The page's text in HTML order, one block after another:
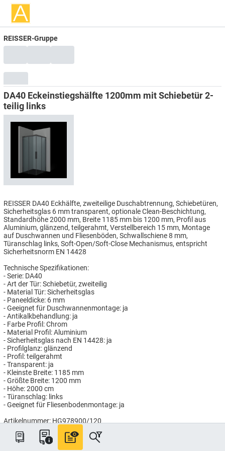
REISSER-Gruppe
DA40 Eckeinstiegshälfte 1200mm mit Schiebetür 2-
teilig links
REISSER DA40 Eckhälfte, zweiteilige Duschabtrennung, Schiebetüren,
Sicherheitsglas 6 mm transparent, optionale Clean-Beschichtung,
Standardhöhe 2000 mm, Breite 1185 mm bis 1200 mm, Profil aus
Aluminium, glänzend, teilgerahmt, Verstellbereich 15 mm, Montage
auf Duschwannen und Fliesenböden, Schwallschiene 8 mm,
Türanschlag links, Soft-Open/Soft-Close Mechanismus, entspricht
Sicherheitsnorm EN 14428
Technische Spezifikationen:
- Serie: DA40
- Art der Tür: Schiebetür, zweiteilig
- Material Tür: Sicherheitsglas
- Paneeldicke: 6 mm
- Geeignet für Duschwannenmontage: ja
- Antikalkbehandlung: ja
- Farbe Profil: Chrom
- Material Profil: Aluminium
- Sicherheitsglas nach EN 14428: ja
- Profilglanz: glänzend
- Profil: teilgerahmt
- Transparent: ja
- Kleinste Breite: 1185 mm
- Größte Breite: 1200 mm
- Höhe: 2000 cm
- Türanschlag: links
- Geeignet für Fliesenbodenmontage: ja
Artikelnummer: HG978900/120